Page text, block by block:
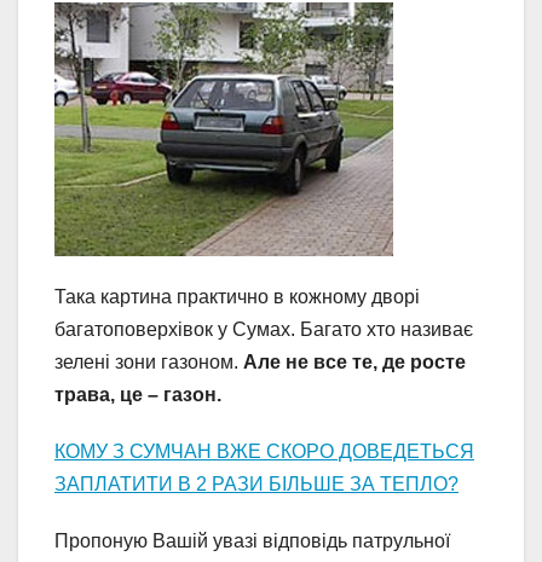
Така картина практично в кожному дворі
багатоповерхівок у Сумах. Багато хто називає
зелені зони газоном. Але не все те, де росте
трава, це – газон.
КОМУ З СУМЧАН ВЖЕ СКОРО ДОВЕДЕТЬСЯ
ЗАПЛАТИТИ В 2 РАЗИ БІЛЬШЕ ЗА ТЕПЛО?
Пропоную Вашій увазі відповідь патрульної